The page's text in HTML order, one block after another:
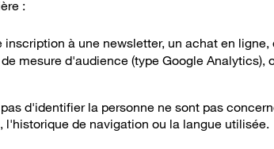
:
à une newsletter, un achat en ligne,
mesure d'audience (type Google Analytics),
d'identifier la personne ne sont pas
de navigation ou la langue utilisée.